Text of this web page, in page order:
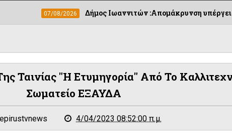
2026 Δήμος Ιωαννιτών :Απομάκρυνση υπέργειων κάδων
Ταινίας "Η Ετυμηγορία" Από Το
Σωματείο ΕΞΑΥΔΑ
epirustvnews 4/04/2023 08:52:00 π.μ.